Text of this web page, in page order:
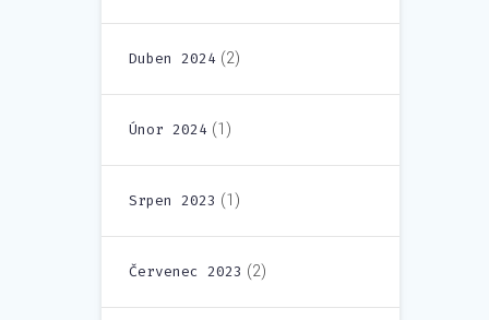
Duben 2024 (2)
Únor 2024 (1)
Srpen 2023 (1)
Červenec 2023 (2)